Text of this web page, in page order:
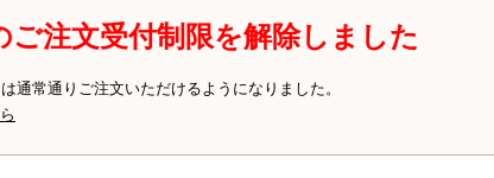
ご注文受付制限を解除しました
通常通りご注文いただけるようになりました。